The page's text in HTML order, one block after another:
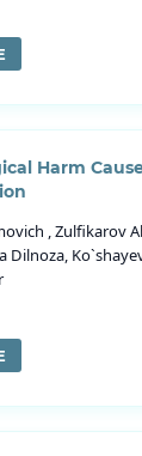
Harm
, Zulfikarov
Dilnoza,